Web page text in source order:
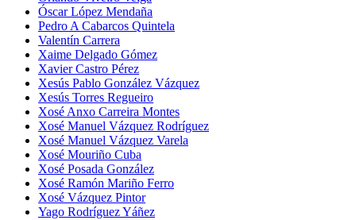
Óscar López Mendaña
Pedro A Cabarcos Quintela
Valentín Carrera
Xaime Delgado Gómez
Xavier Castro Pérez
Xesús Pablo González Vázquez
Xesús Torres Regueiro
Xosé Anxo Carreira Montes
Xosé Manuel Vázquez Rodríguez
Xosé Manuel Vázquez Varela
Xosé Mouriño Cuba
Xosé Posada González
Xosé Ramón Mariño Ferro
Xosé Vázquez Pintor
Yago Rodríguez Yáñez